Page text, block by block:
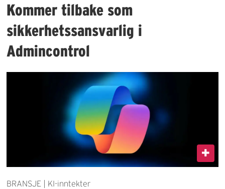
Kommer tilbake som
sikkerhetssansvarlig i
Admincontrol
BRANSJE | KI-inntekter